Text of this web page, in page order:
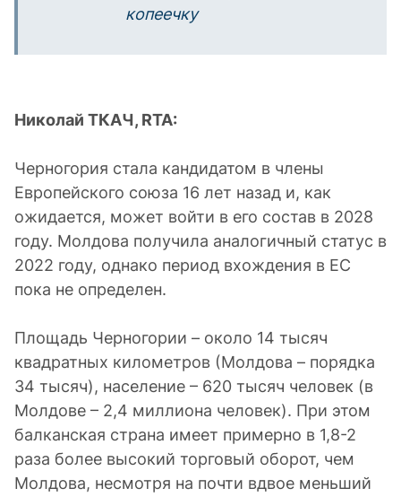
копеечку
Николай ТКАЧ, RTA:
Черногория стала кандидатом в члены
Европейского союза 16 лет назад и, как
ожидается, может войти в его состав в 2028
году. Молдова получила аналогичный статус в
2022 году, однако период вхождения в ЕС
пока не определен.
Площадь Черногории – около 14 тысяч
квадратных километров (Молдова – порядка
34 тысяч), население – 620 тысяч человек (в
Молдове – 2,4 миллиона человек). При этом
балканская страна имеет примерно в 1,8-2
раза более высокий торговый оборот, чем
Молдова, несмотря на почти вдвое меньший